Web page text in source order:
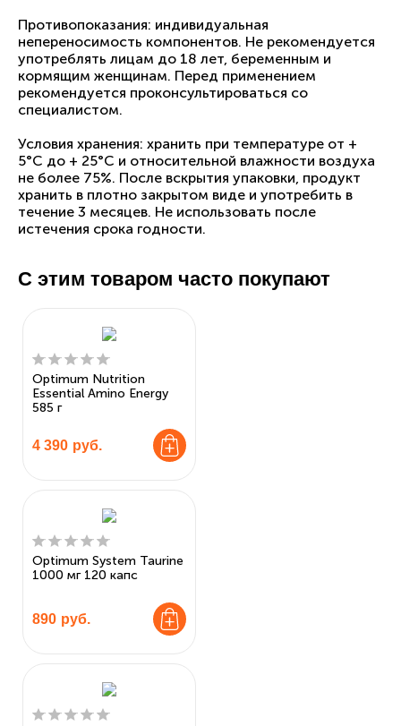
Противопоказания: индивидуальная
непереносимость компонентов. Не рекомендуется
употреблять лицам до 18 лет, беременным и
кормящим женщинам. Перед применением
рекомендуется проконсультироваться со
специалистом.
Условия хранения: хранить при температуре от +
5°С до + 25°С и относительной влажности воздуха
не более 75%. После вскрытия упаковки, продукт
хранить в плотно закрытом виде и употребить в
течение 3 месяцев. Не использовать после
истечения срока годности.
С этим товаром часто покупают
Optimum Nutrition
Essential Amino Energy
585 г
4 390 руб.
Optimum System Taurine
1000 мг 120 капс
890 руб.